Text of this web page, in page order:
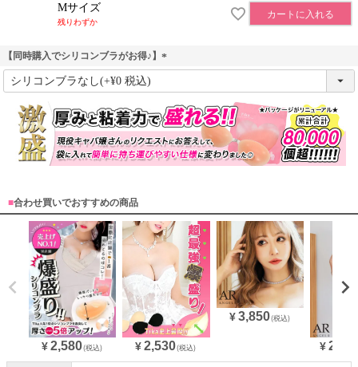
Mサイズ
残りわずか
カートに入れる
【同時購入でシリコンブラがお得♪】
(
)
■合わせ買いでおすすめの商品
¥ 2,580(税込) ¥ 2,530(税込)
¥3,850(税込)
¥